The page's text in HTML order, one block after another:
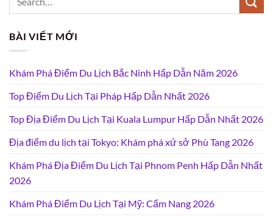
BÀI VIẾT MỚI
Khám Phá Điểm Du Lịch Bắc Ninh Hấp Dẫn Năm 2026
Top Điểm Du Lịch Tại Pháp Hấp Dẫn Nhất 2026
Top Địa Điểm Du Lịch Tại Kuala Lumpur Hấp Dẫn Nhất 2026
Địa điểm du lịch tại Tokyo: Khám phá xứ sở Phù Tang 2026
Khám Phá Địa Điểm Du Lịch Tại Phnom Penh Hấp Dẫn Nhất
2026
Khám Phá Điểm Du Lịch Tại Mỹ: Cẩm Nang 2026